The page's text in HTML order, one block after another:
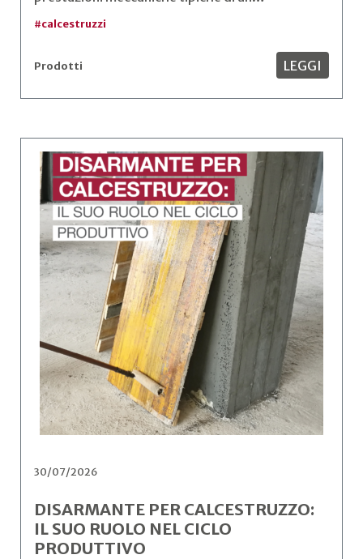
#calcestruzzi
Prodotti LEGGI
30/07/2026
DISARMANTE PER CALCESTRUZZO:
IL SUO RUOLO NEL CICLO
PRODUTTIVO